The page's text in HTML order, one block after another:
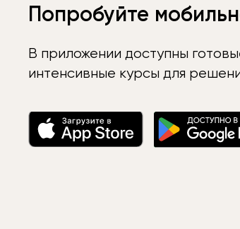
Попробуйте
В приложении доступны
интенсивные курсы для